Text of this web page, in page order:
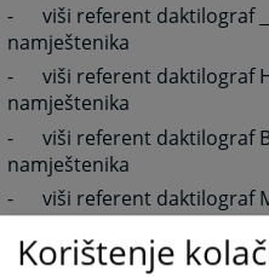
-
viši referent daktilograf
namještenika
-
viši referent daktilograf
namještenika
-
viši referent daktilograf
namještenika
-
viši referent daktilograf
namještenika
3.
Odsjek za
Korištenje